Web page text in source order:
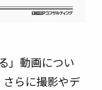
」動画につい
らに撮影やデ